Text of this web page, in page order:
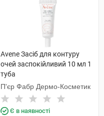
Avene Засіб для контуру
очей заспокійливий 10 мл 1
туба
П'єр Фабр Дермо-Косметик
Є в наявності